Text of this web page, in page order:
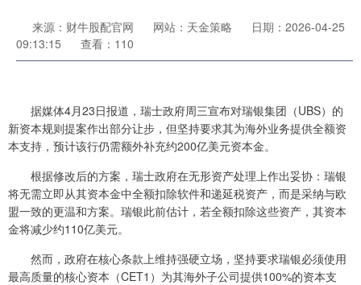
来源：财牛股配官网 网站：天金策略
日期：2026-04-25
09:13:15
查看：110
据媒体4月23日报道，瑞士政府周三宣布对瑞银集团（UBS）的
新资本规则提案作出部分让步，但坚持要求其为海外业务提供全额资
本支持，预计该行仍需额外补充约200亿美元资本金。
根据修改后的方案，瑞士政府在无形资产处理上作出妥协：瑞银
将无需立即从其资本金中全额扣除软件和递延税资产，而是采纳与欧
盟一致的更温和方案。瑞银此前估计，若全额扣除这些资产，其资本
金将减少约110亿美元。
然而，政府在核心条款上维持强硬立场，坚持要求瑞银必须使用
最高质量的核心资本（CET1）为其海外子公司提供100%的资本支